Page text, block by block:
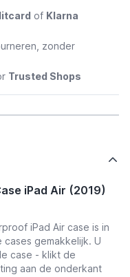
of Klarna
zonder
Trusted Shops
iPad Air (2019)
iPad Air case is in
gemakkelijk. U
case - klikt de
aan de onderkant